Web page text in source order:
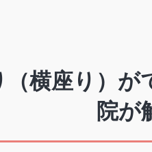
（横座り）が
院が